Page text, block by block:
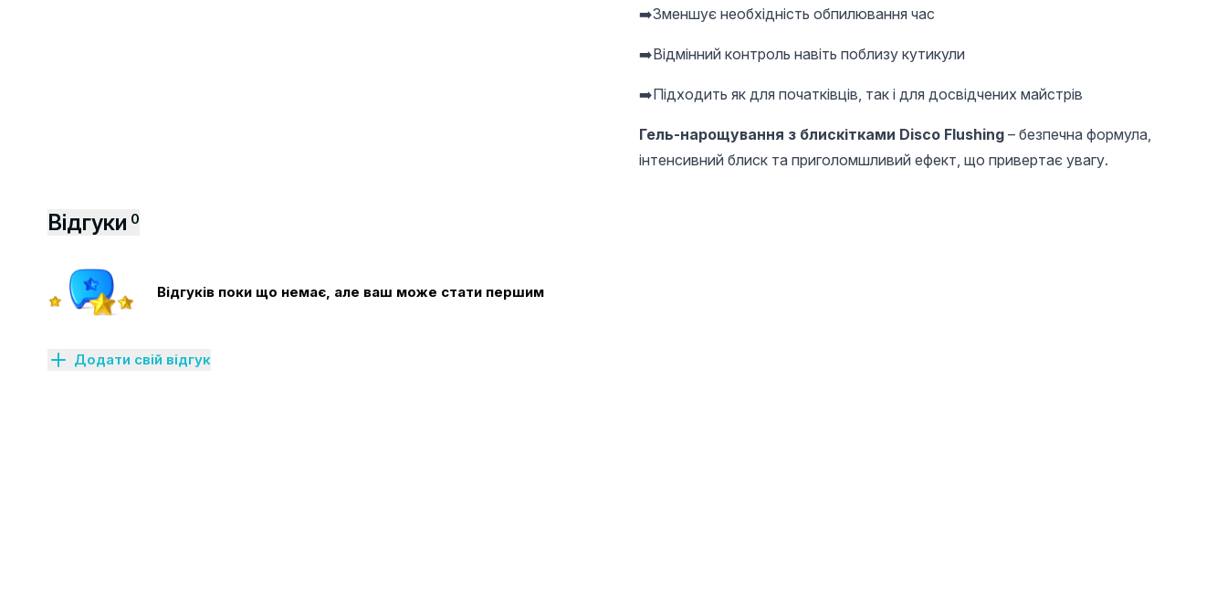
➡️Зменшує необхідність обпилювання час
➡️Відмінний контроль навіть поблизу кутикули
➡️Підходить як для початківців, так і для досвідчених майстрів
Гель-нарощування з блискітками Disco Flushing – безпечна формула,
інтенсивний блиск та приголомшливий ефект, що привертає увагу.
Відгуки 0
Відгуків поки що немає, але ваш може стати першим
Додати свій відгук